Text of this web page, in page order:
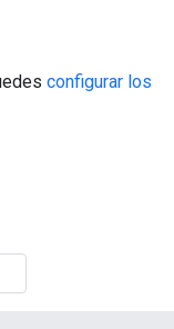
configurar los